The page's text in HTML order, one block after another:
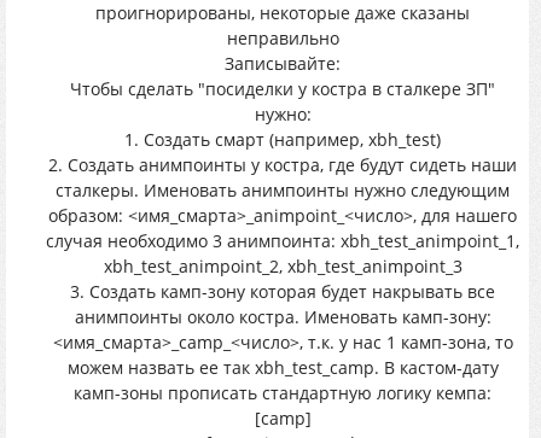
проигнорированы, некоторые даже сказаны
неправильно
Записывайте:
Чтобы сделать "посиделки у костра в сталкере ЗП"
нужно:
1. Создать смарт (например, xbh_test)
2. Создать анимпоинты у костра, где будут сидеть наши
сталкеры. Именовать анимпоинты нужно следующим
образом: <имя_смарта>_animpoint_<число>, для нашего
случая необходимо 3 анимпоинта: xbh_test_animpoint_1,
xbh_test_animpoint_2, xbh_test_animpoint_3
3. Создать камп-зону которая будет накрывать все
анимпоинты около костра. Именовать камп-зону:
<имя_смарта>_camp_<число>, т.к. у нас 1 камп-зона, то
можем назвать ее так xbh_test_camp. В кастом-дату
камп-зоны прописать стандартную логику кемпа:
[camp]